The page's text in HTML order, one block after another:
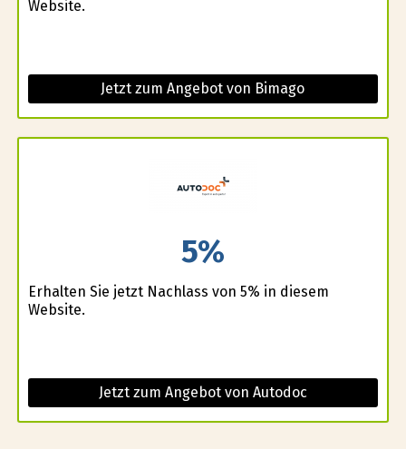
Website.
Jetzt zum Angebot von Bimago
5%
Erhalten Sie jetzt Nachlass von 5% in diesem
Website.
Jetzt zum Angebot von Autodoc